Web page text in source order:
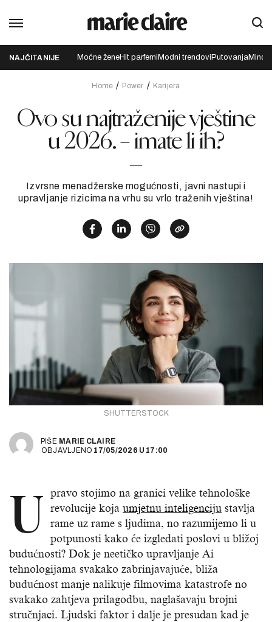
NAJČITANIJE Moćne ženeHit parfemi Modni trendovi Putovanja
Home Power Karijera
Ovo su najtraženije vještine
u 2026. – imate li ih?
Izvrsne menadžerske mogućnosti, javni nastupi i
upravljanje rizicima na vrhu su vrlo traženih vještina!
SHUTTERSTOCK
PIŠE MARIE CLAIRE
OBJAVLJENO 17/05/2026 U 17:00
U pravo stojimo na granici velike tehnološke
revolucije koja umjetnu inteligenciju stavlja
rame uz rame s ljudima, no razumijemo li u
potpunosti kako će izgledati poslovi u bližoj
budućnosti? Dok je neetičko upravljanje Ai
tehnologijama svakako zabrinjavajuće, bliža
budućnost manje nalikuje filmovima katastrofe no
svakako zahtjeva prilagodbu, naglašavaju brojni
stručnjaci. Ljudski faktor i dalje je presudan kad je